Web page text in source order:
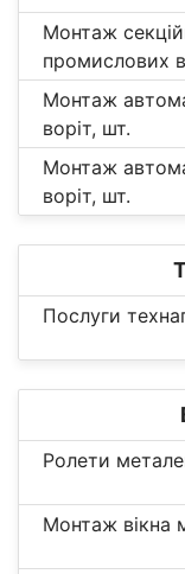
Монтаж
промислових
Монтаж
воріт, шт.
Монтаж
воріт, шт.
Послуги
Ролети
Монтаж вікна